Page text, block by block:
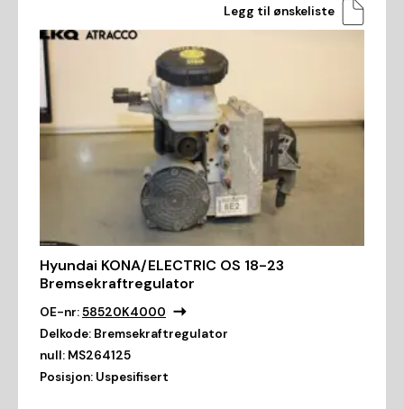
Legg til ønskeliste
Hyundai KONA/ELECTRIC OS 18-23
Bremsekraftregulator
OE-nr:58520K4000
Delkode: Bremsekraftregulator
null: MS264125
Posisjon: Uspesifisert